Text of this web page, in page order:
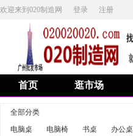
欢迎来到020制造网 登录 注册
首页 逛市场
全部分类
电脑桌
电脑椅 书桌 办公桌